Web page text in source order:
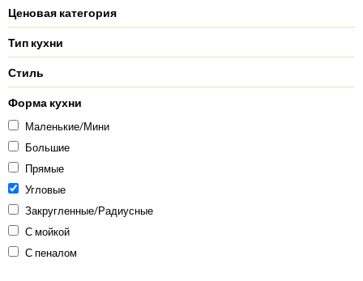
Ценовая категория
Тип кухни
Стиль
Форма кухни
Маленькие/Мини
Большие
Прямые
Угловые
Закругленные/Радиусные
С мойкой
С пеналом